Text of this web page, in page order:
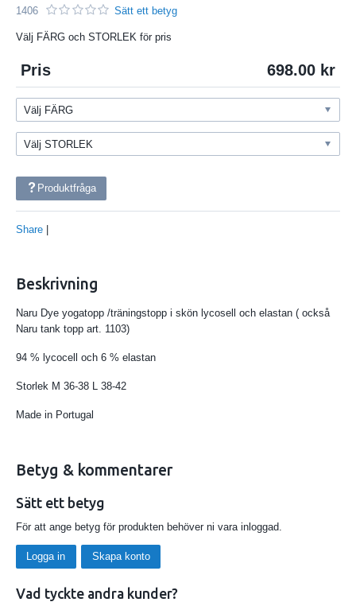
1406 Sätt ett betyg
Välj FÄRG och STORLEK för pris
Pris 698.00
Produktfråga
Share
Beskrivning
Naru Dye yogatopp /träningstopp i skön lycosell och elastan ( också
Naru tank topp art. 1103)
94 % lycocell och 6 % elastan
Storlek M 36-38 L 38-42
Made in Portugal
Betyg & kommentarer
Sätt ett betyg
För att ange betyg för produkten behöver ni vara inloggad.
Logga in Skapa konto
Vad tyckte andra kunder?